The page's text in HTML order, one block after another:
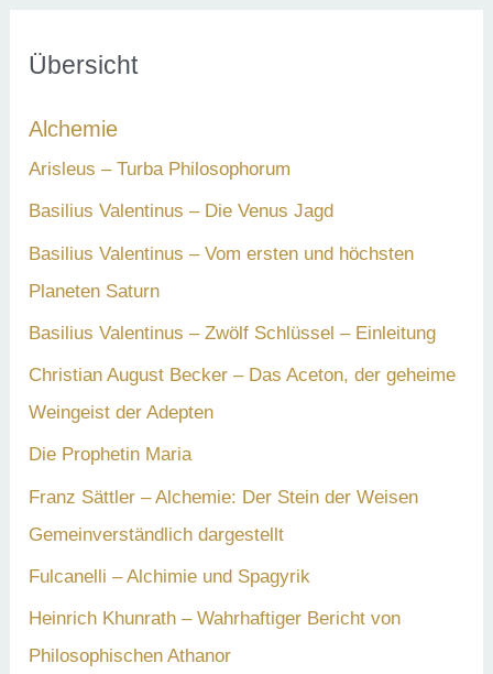
e
n
a
c
h
:
Übersicht
Alchemie
Arisleus – Turba Philosophorum
Basilius Valentinus – Die Venus Jagd
Basilius Valentinus – Vom ersten und höchsten
Planeten Saturn
Basilius Valentinus – Zwölf Schlüssel – Einleitung
Christian August Becker – Das Aceton, der geheime
Weingeist der Adepten
Die Prophetin Maria
Franz Sättler – Alchemie: Der Stein der Weisen
Gemeinverständlich dargestellt
Fulcanelli – Alchimie und Spagyrik
Heinrich Khunrath – Wahrhaftiger Bericht von
Philosophischen Athanor